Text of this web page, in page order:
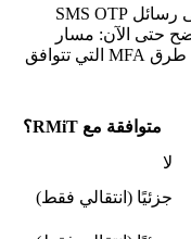
بالنسبة للمؤسسات التي لا تزال تعتمد على رسائل SMS OTP
حتى الآن: مسار
الترحيل ليس اختياريًا. يلخص الجدول أدناه طرق MFA التي تتوافق
متوافقة مع RMiT؟
لا
جزئيًا (انتقالي فقط)